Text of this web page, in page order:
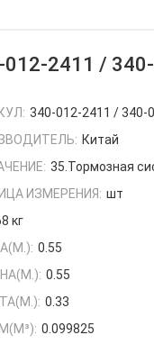
012-2411 /
340-012-2411 / 340-
Китай
35.Тормозная
ИЗМЕРЕНИЯ: шт
кг
0.55
0.55
0.33
0.099825